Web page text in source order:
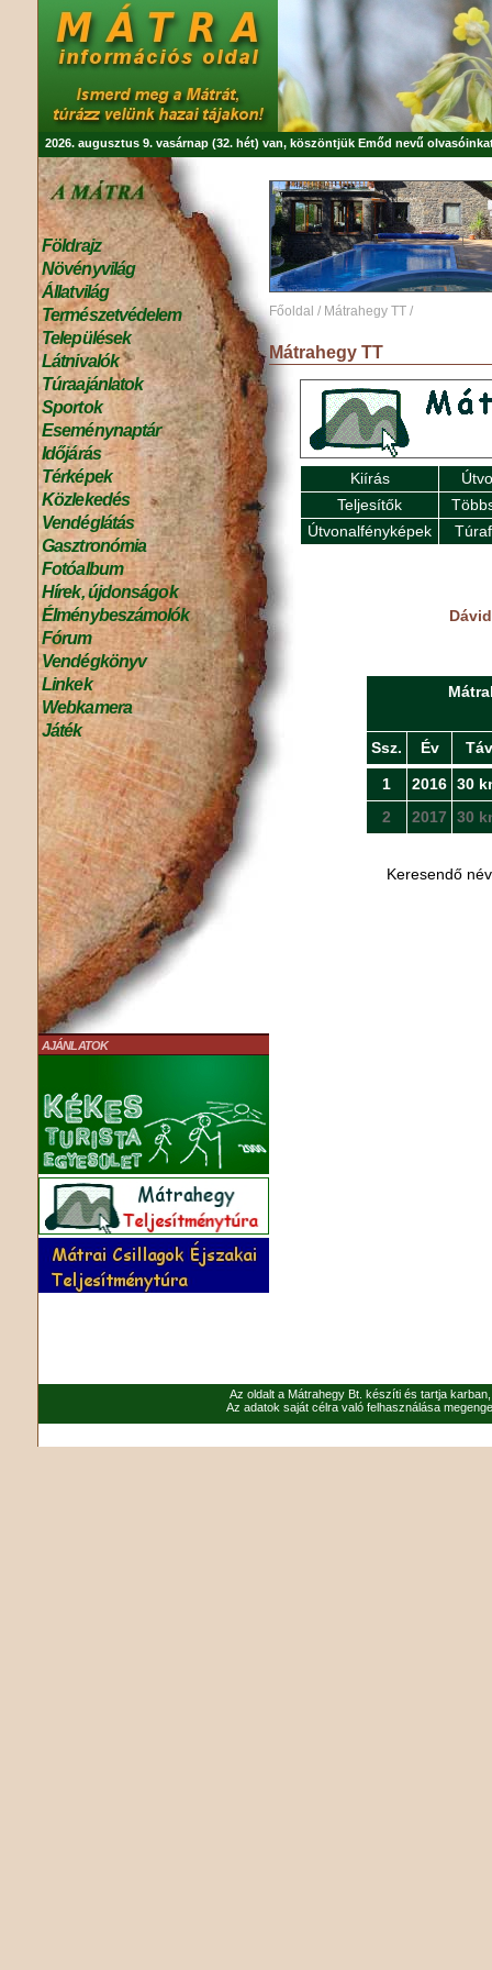
2026. augusztus 9. vasárnap (32. hét) van, köszöntjük Emőd nevű
Földrajz
Növényvilág
Állatvilág
Természetvédelem
Települések
Látnivalók
Túraajánlatok
Sportok
Eseménynaptár
Időjárás
Térképek
Közlekedés
Vendéglátás
Gasztronómia
Fotóalbum
Hírek, újdonságok
Élménybeszámolók
Fórum
Vendégkönyv
Linkek
Webkamera
Játék
AJÁNLATOK
Főoldal / Mátrahegy TT /
Mátrahegy TT
Kiírás
Teljesítők
Útvonalfényképek
Ssz. Év Táv
1 2016 30
2
2017 30
Keresendő
Az oldalt a Mátrahegy Bt. készíti és tartja
Az adatok saját célra való felhasználása